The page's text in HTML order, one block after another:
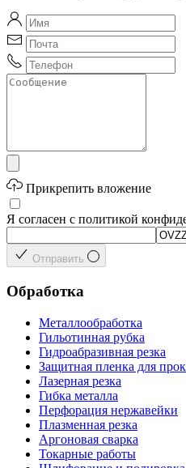
Прикрепить вложение
Я согласен с политикой
Отправить
Обработка
Металлообработка
Гильотинная рубка
Гидроабразивная резка
Защитная пленка для
Лазерная резка
Гибка металла
Перфорация нержавейки
Плазменная резка
Аргоновая сварка
Токарные работы